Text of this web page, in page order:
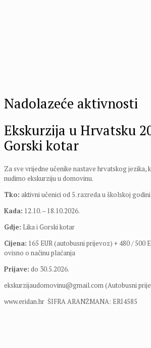
Nadolazeće aktivnosti
Ekskurzija u Hrvatsku
Gorski kotar
Za sve vrijedne učenike nastave hrvatskog jezika,
nudimo ekskurziju u domovinu.
Tko: aktivni učenici od 5. razreda u školskoj
Kada: 12.10. – 18.10.2026.
Gdje: Lika i Gorski kotar
Cijena: 165 EUR (autobusni prijevoz) + 480 / 500
ovisno o načinu plaćanja
Prijave: do 30.5.2026.
ekskurzijaudomovinu@gmail.com (Autobusni
www.eridan.hr ŠIFRA ARANŽMANA: ERI4585